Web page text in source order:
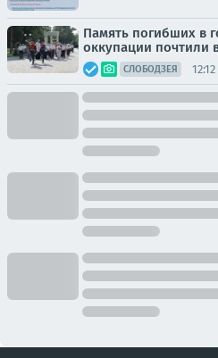
Память погибших в
оккупации почтили
СЛОБОДЗЕЯ 12:12